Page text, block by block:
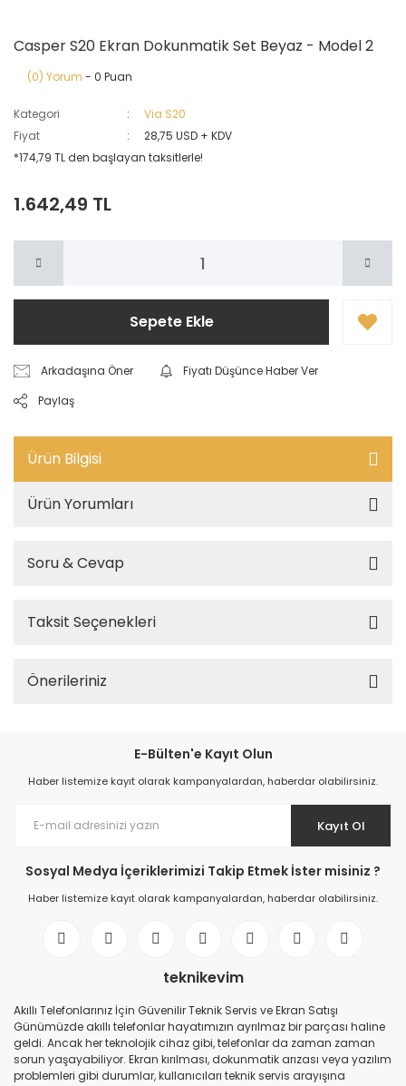
Casper S20 Ekran Dokunmatik Set Beyaz - Model 2
(0) Yorum - 0 Puan
Kategori
Via S20
Fiyat
28,75 USD + KDV
*174,79 TL den başlayan taksitlerle!
1.642,49 TL
Sepete Ekle
Arkadaşına Öner
Fiyatı Düşünce Haber Ver
Paylaş
Ürün Bilgisi
Ürün Yorumları
Soru & Cevap
Taksit Seçenekleri
Önerileriniz
E-Bülten'e Kayıt Olun
Haber listemize kayıt olarak kampanyalardan, haberdar olabilirsiniz.
Kayıt Ol
Sosyal Medya İçeriklerimizi Takip Etmek İster misiniz ?
Haber listemize kayıt olarak kampanyalardan, haberdar olabilirsiniz.
teknikevim
Akıllı Telefonlarınız İçin Güvenilir Teknik Servis ve Ekran Satışı
Günümüzde akıllı telefonlar hayatımızın ayrılmaz bir parçası haline
geldi. Ancak her teknolojik cihaz gibi, telefonlar da zaman zaman
sorun yaşayabiliyor. Ekran kırılması, dokunmatik arızası veya yazılım
problemleri gibi durumlar, kullanıcıları teknik servis arayışına